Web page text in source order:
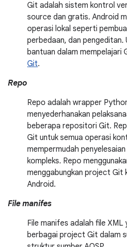
Git adalah sistem kontrol
source dan gratis. Android
operasi lokal seperti
perbedaan, dan pengeditan.
bantuan dalam mempelajari
Git.
Repo
Repo adalah wrapper
menyederhanakan
beberapa repositori Git.
Git untuk semua operasi
mempermudah
kompleks. Repo
menggabungkan project Git
Android.
File manifes
File manifes adalah file XML
berbagai project Git dalam